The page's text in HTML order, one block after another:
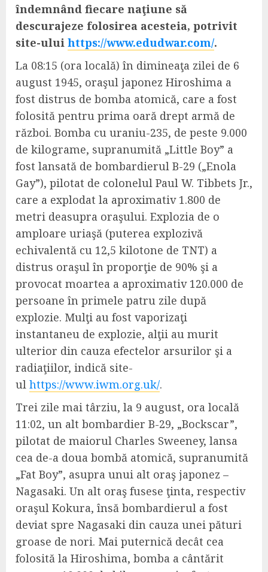
îndemnând fiecare naţiune să
descurajeze folosirea acesteia, potrivit
site-ului https://www.edudwar.com/.
La 08:15 (ora locală) în dimineaţa zilei de 6
august 1945, oraşul japonez Hiroshima a
fost distrus de bomba atomică, care a fost
folosită pentru prima oară drept armă de
război. Bomba cu uraniu-235, de peste 9.000
de kilograme, supranumită „Little Boy” a
fost lansată de bombardierul B-29 („Enola
Gay”), pilotat de colonelul Paul W. Tibbets Jr.,
care a explodat la aproximativ 1.800 de
metri deasupra oraşului. Explozia de o
amploare uriaşă (puterea explozivă
echivalentă cu 12,5 kilotone de TNT) a
distrus oraşul în proporţie de 90% şi a
provocat moartea a aproximativ 120.000 de
persoane în primele patru zile după
explozie. Mulţi au fost vaporizaţi
instantaneu de explozie, alţii au murit
ulterior din cauza efectelor arsurilor şi a
radiaţiilor, indică site-
ul https://www.iwm.org.uk/.
Trei zile mai târziu, la 9 august, ora locală
11:02, un alt bombardier B-29, „Bockscar”,
pilotat de maiorul Charles Sweeney, lansa
cea de-a doua bombă atomică, supranumită
„Fat Boy”, asupra unui alt oraş japonez –
Nagasaki. Un alt oraş fusese ţinta, respectiv
oraşul Kokura, însă bombardierul a fost
deviat spre Nagasaki din cauza unei pături
groase de nori. Mai puternică decât cea
folosită la Hiroshima, bomba a cântărit